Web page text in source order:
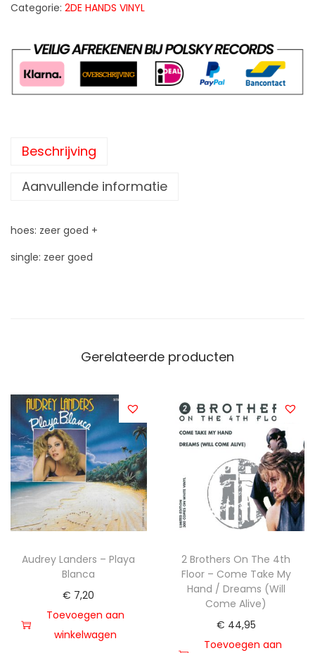
Categorie: 2DE HANDS VINYL
Beschrijving
Aanvullende informatie
hoes: zeer goed +
single: zeer goed
Gerelateerde producten
Audrey Landers – Playa
Blanca
€ 7,20
Toevoegen aan
winkelwagen
2 Brothers On The 4th
Floor – Come Take My
Hand / Dreams (Will
Come Alive)
€ 44,95
Toevoegen aan